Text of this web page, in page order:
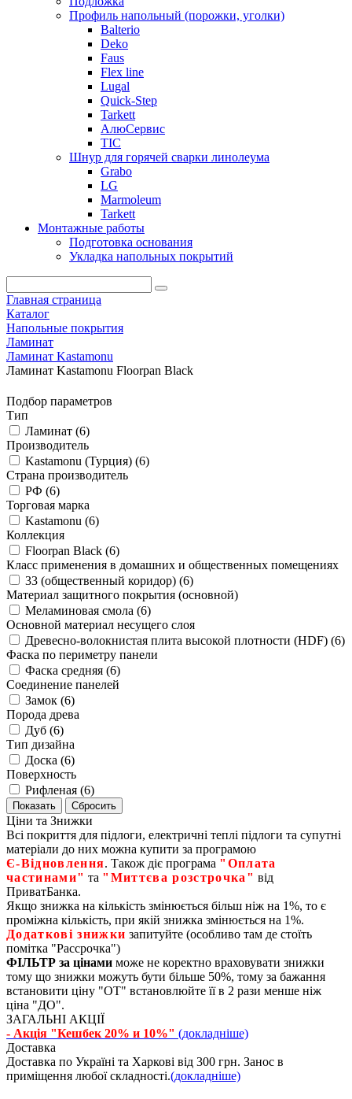
Профиль напольный (порожки, уголки)
Balterio
Deko
Faus
Flex line
Lugal
Quick-Step
Tarkett
АлюСервис
ТІС
Шнур для горячей сварки линолеума
Grabo
LG
Marmoleum
Tarkett
Монтажные работы
Подготовка основания
Укладка напольных покрытий
Главная страница
Каталог
Напольные покрытия
Ламинат
Ламинат Kastamonu
Ламинат Kastamonu Floorpan Black
Подбор параметров
Тип
Ламинат (6)
Производитель
Kastamonu (Турция) (6)
Страна производитель
РФ (6)
Торговая марка
Kastamonu (6)
Коллекция
Floorpan Black (6)
Класс применения в домашних и общественных помещениях
33 (общественный коридор) (6)
Материал защитного покрытия (основной)
Меламиновая смола (6)
Основной материал несущего слоя
Древесно-волокнистая плита высокой плотности (HDF) (6)
Фаска по периметру панели
Фаска средняя (6)
Соединение панелей
Замок (6)
Порода древа
Дуб (6)
Тип дизайна
Доска (6)
Поверхность
Рифленая (6)
Ціни та Знижки
Всі покриття для підлоги, електричні теплі підлоги та супутні
матеріали до них можна купити за програмою
Є‑Відновлення. Також діє програма "Оплата
частинами" та "Миттєва розстрочка" від
ПриватБанка.
Якщо знижка на кількість змінюється більш ніж на 1%, то є
проміжна кількість, при якій знижка змінюється на 1%.
Додаткові знижки запитуйте (особливо там де стоїть
помітка "Рассрочка")
ФІЛЬТР за цінами може не коректно враховувати знижки
тому що знижки можуть бути більше 50%, тому за бажання
встановити ціну "ОТ" встановлюйте її в 2 рази менше ніж
ціна "ДО".
ЗАГАЛЬНІ АКЦІЇ
- Акція "Кешбек 20% и 10%" (докладніше)
Доставка
Доставка по Україні та Харкові від 300 грн. Занос в
приміщення любої складності.(докладніше)